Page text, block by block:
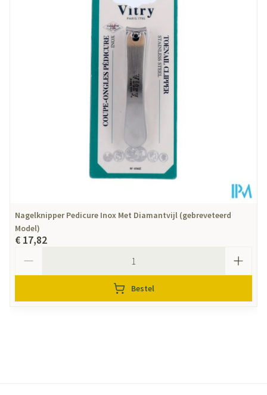
Nagelknipper Pedicure Inox Met Diamantvijl (gebreveteerd
Model)
€ 17,82
Bestel